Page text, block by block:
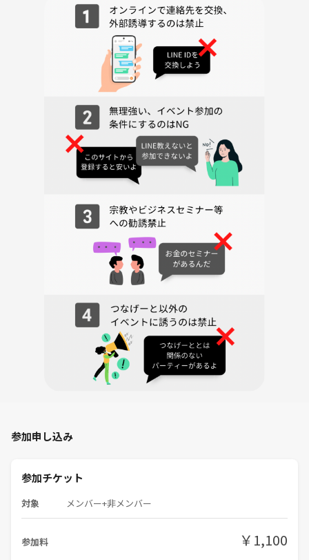
参加申し込み
参加チケット
対象 メンバー+非メンバー
参加料 ￥1,100